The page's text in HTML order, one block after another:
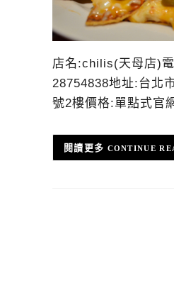
店名:chilis(天母店)
28754838地址:台北
號2樓價格:單點式官
CONTINUE